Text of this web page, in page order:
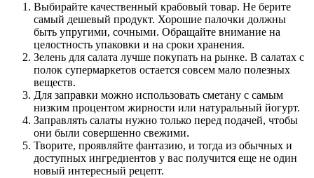
Выбирайте качественный крабовый товар. Не берите
самый дешевый продукт. Хорошие палочки должны
быть упругими, сочными. Обращайте внимание на
целостность упаковки и на сроки хранения.
Зелень для салата лучше покупать на рынке. В салатах с
полок супермаркетов остается совсем мало полезных
веществ.
Для заправки можно использовать сметану с самым
низким процентом жирности или натуральный йогурт.
Заправлять салаты нужно только перед подачей, чтобы
они были совершенно свежими.
Творите, проявляйте фантазию, и тогда из обычных и
доступных ингредиентов у вас получится еще не один
новый интересный рецепт.